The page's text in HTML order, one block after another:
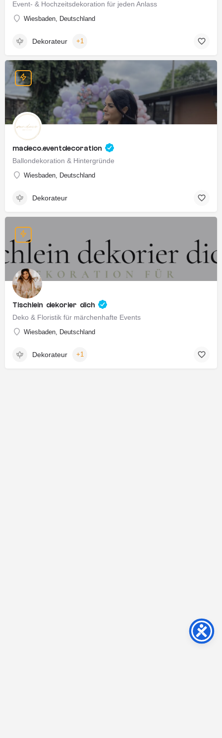
Event- & Hochzeitsdekoration für jeden Anlass
Wiesbaden, Deutschland
Dekorateur +1
madeco.eventdecoration
Ballondekoration & Hintergründe
Wiesbaden, Deutschland
Dekorateur
Tischlein dekorier dich
Deko & Floristik für märchenhafte Events
Wiesbaden, Deutschland
Dekorateur +1